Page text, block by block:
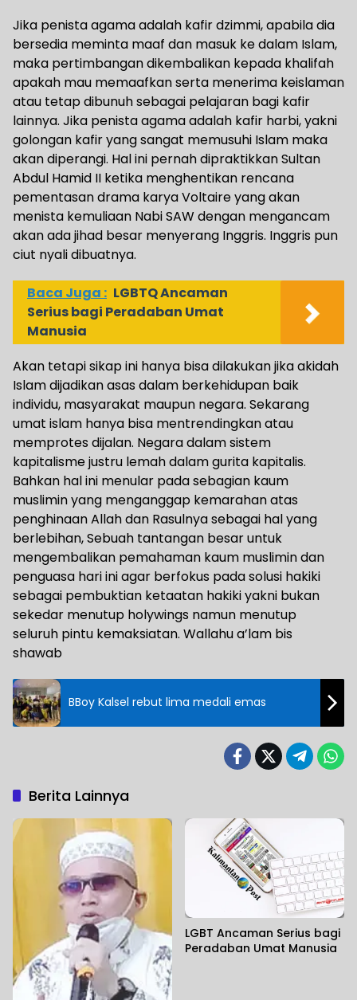
Jika penista agama adalah kafir dzimmi, apabila dia
bersedia meminta maaf dan masuk ke dalam Islam,
maka pertimbangan dikembalikan kepada khalifah
apakah mau memaafkan serta menerima keislaman
atau tetap dibunuh sebagai pelajaran bagi kafir
lainnya. Jika penista agama adalah kafir harbi, yakni
golongan kafir yang sangat memusuhi Islam maka
akan diperangi. Hal ini pernah dipraktikkan Sultan
Abdul Hamid II ketika menghentikan rencana
pementasan drama karya Voltaire yang akan
menista kemuliaan Nabi SAW dengan mengancam
akan ada jihad besar menyerang Inggris. Inggris pun
ciut nyali dibuatnya.
Baca Juga : LGBTQ Ancaman
Serius bagi Peradaban Umat
Manusia
Akan tetapi sikap ini hanya bisa dilakukan jika akidah
Islam dijadikan asas dalam berkehidupan baik
individu, masyarakat maupun negara. Sekarang
umat islam hanya bisa mentrendingkan atau
memprotes dijalan. Negara dalam sistem
kapitalisme justru lemah dalam gurita kapitalis.
Bahkan hal ini menular pada sebagian kaum
muslimin yang menganggap kemarahan atas
penghinaan Allah dan Rasulnya sebagai hal yang
berlebihan, Sebuah tantangan besar untuk
mengembalikan pemahaman kaum muslimin dan
penguasa hari ini agar berfokus pada solusi hakiki
sebagai pembuktian ketaatan hakiki yakni bukan
sekedar menutup holywings namun menutup
seluruh pintu kemaksiatan. Wallahu a’lam bis
shawab
BBoy Kalsel rebut lima medali emas
Berita Lainnya
LGBT Ancaman Serius bagi
Peradaban Umat Manusia